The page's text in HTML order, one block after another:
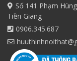
Số 141 Phạm
Tiền Giang
0906.345.687